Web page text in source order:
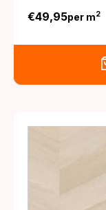
€49,95per m2